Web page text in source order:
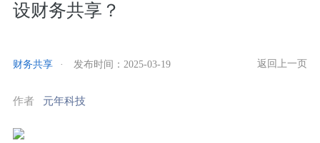
设财务共享？
财务共享 · 发布时间： 2025-03-19 返回上一页
作者 元年科技